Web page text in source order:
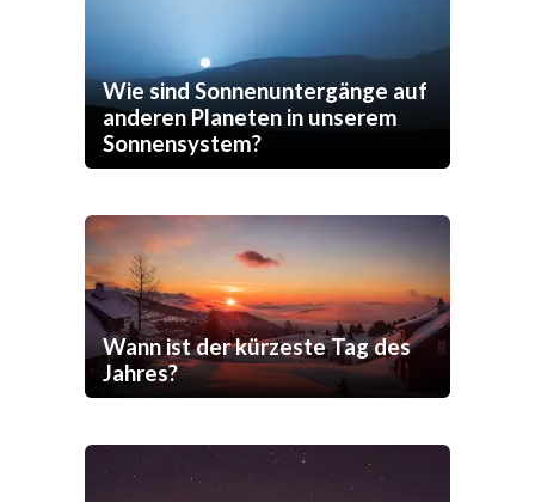
Wie sind Sonnenuntergänge auf
anderen Planeten in unserem
Sonnensystem?
Wann ist der kürzeste Tag des
Jahres?